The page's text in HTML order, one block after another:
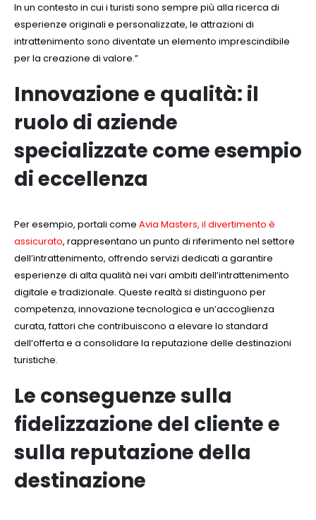
In un contesto in cui i turisti sono sempre più alla ricerca di
esperienze originali e personalizzate, le attrazioni di
intrattenimento sono diventate un elemento imprescindibile
per la creazione di valore.”
Innovazione e qualità: il
ruolo di aziende
specializzate come esempio
di eccellenza
Per esempio, portali come Avia Masters, il divertimento è
assicurato, rappresentano un punto di riferimento nel settore
dell’intrattenimento, offrendo servizi dedicati a garantire
esperienze di alta qualità nei vari ambiti dell’intrattenimento
digitale e tradizionale. Queste realtà si distinguono per
competenza, innovazione tecnologica e un’accoglienza
curata, fattori che contribuiscono a elevare lo standard
dell’offerta e a consolidare la reputazione delle destinazioni
turistiche.
Le conseguenze sulla
fidelizzazione del cliente e
sulla reputazione della
destinazione